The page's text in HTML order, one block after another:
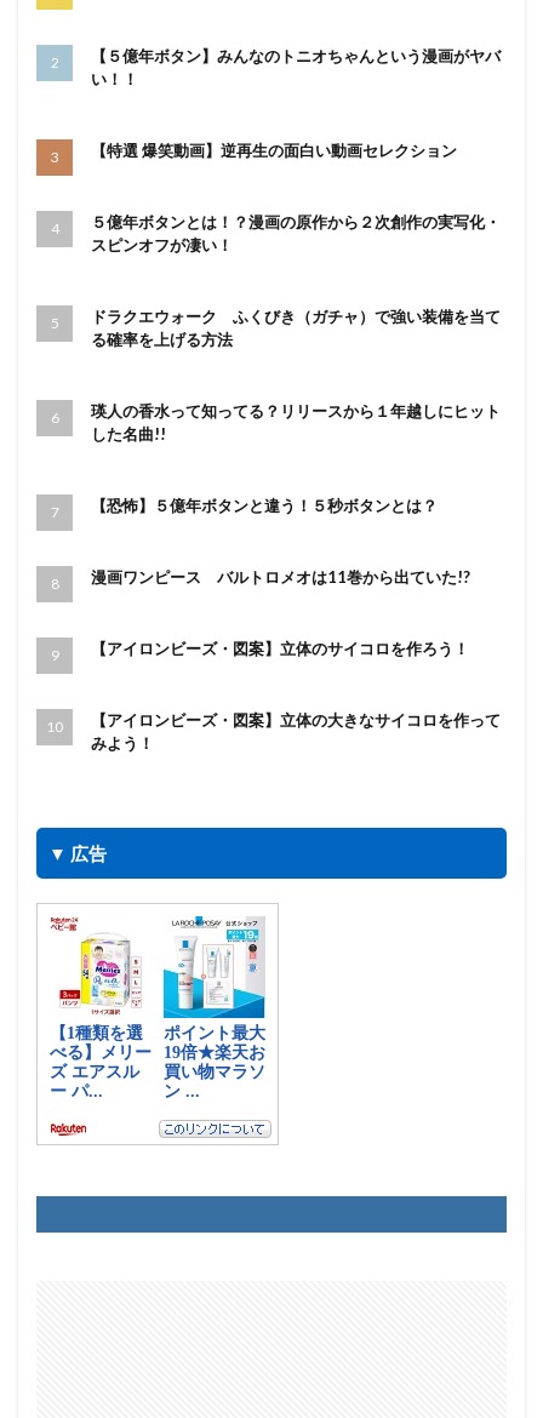
【５億年ボタン】みんなのトニオちゃんという漫画がヤバ
い！！
【特選 爆笑動画】逆再生の面白い動画セレクション
５億年ボタンとは！？漫画の原作から２次創作の実写化・
スピンオフが凄い！
ドラクエウォーク ふくびき（ガチャ）で強い装備を当て
る確率を上げる方法
瑛人の香水って知ってる？リリースから１年越しにヒット
した名曲!!
【恐怖】５億年ボタンと違う！５秒ボタンとは？
漫画ワンピース バルトロメオは11巻から出ていた!?
【アイロンビーズ・図案】立体のサイコロを作ろう！
【アイロンビーズ・図案】立体の大きなサイコロを作って
みよう！
▼ 広告